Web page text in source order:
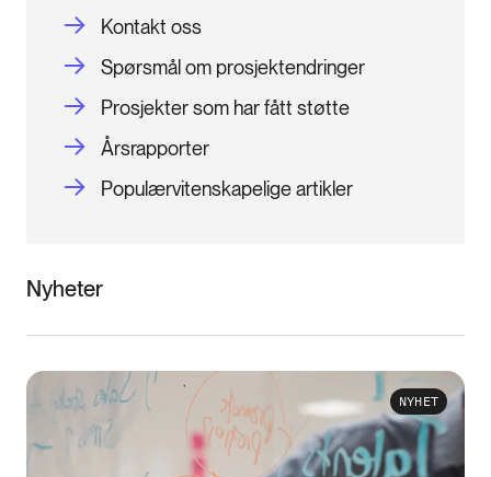
Kontakt oss
Spørsmål om prosjektendringer
Prosjekter som har fått støtte
Årsrapporter
Populærvitenskapelige artikler
Nyheter
NYHET